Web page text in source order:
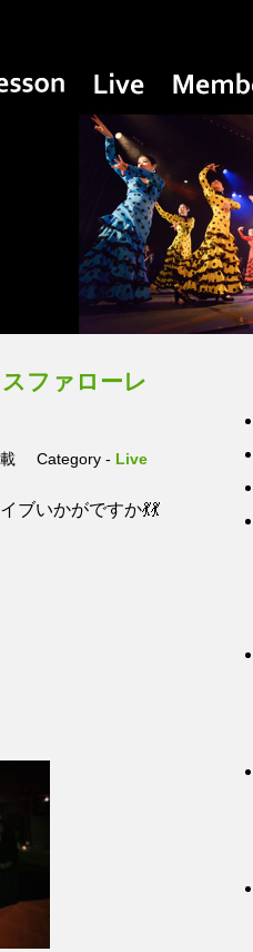
ファローレ
Category - Live
いかがですか💃💃